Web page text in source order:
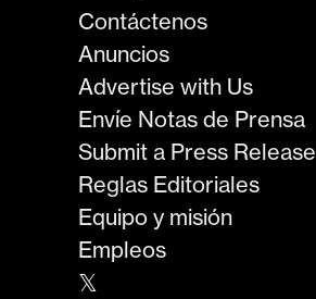
Contáctenos
Anuncios
Advertise with Us
Envíe Notas de Prensa
Submit a Press Release
Reglas Editoriales
Equipo y misión
Empleos
𝕏